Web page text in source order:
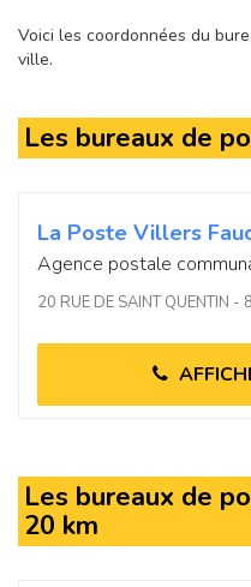
Voici les coordonnées du
ville.
Les bureaux de
La Poste Villers
Agence postale
20 RUE DE SAINT QUENTIN -
Les bureaux de
20 km